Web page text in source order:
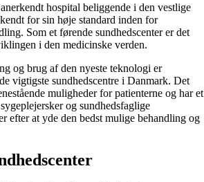
hospital beliggende i den vestlige
for sin høje standard inden for
Som et førende sundhedscenter er det
i den medicinske verden.
og brug af den nyeste teknologi er
vigtigste sundhedscentre i Danmark. Det
muligheder for patienterne og har et
og sundhedsfaglige
efter at yde den bedst mulige behandling og